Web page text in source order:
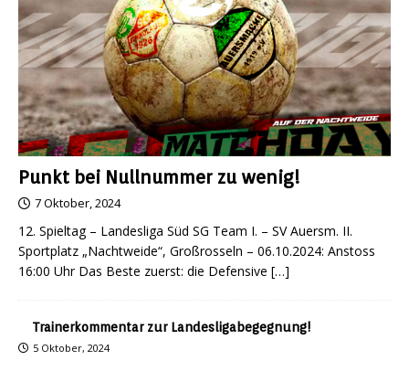
Punkt bei Nullnummer zu wenig!
7 Oktober, 2024
12. Spieltag – Landesliga Süd SG Team I. – SV Auersm. II.
Sportplatz „Nachtweide“, Großrosseln – 06.10.2024: Anstoss
16:00 Uhr Das Beste zuerst: die Defensive […]
Trainerkommentar zur Landesligabegegnung!
5 Oktober, 2024